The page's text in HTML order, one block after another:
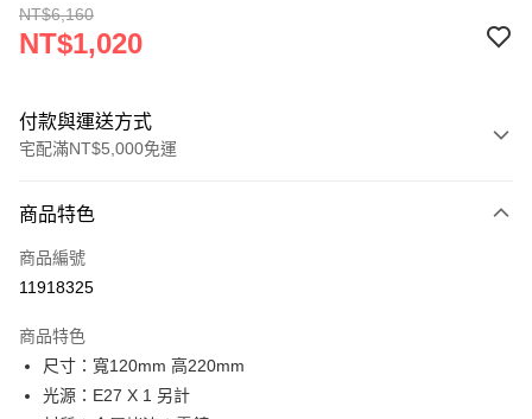
NT$6,160
NT$1,020
付款與運送方式
宅配滿NT$5,000免運
信用卡一次付款
LINE Pay
街口支付
悠遊付
商品特色
商品編號
11918325
商品特色
尺寸：寬120mm 高220mm
光源：E27 X 1 另計